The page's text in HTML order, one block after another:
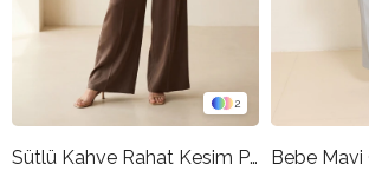
2
Sütlü Kahve Rahat Kesim Pantolon